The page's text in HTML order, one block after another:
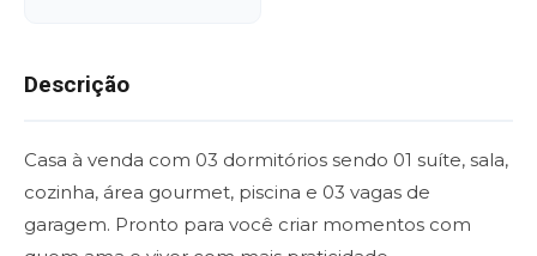
Descrição
Casa à venda com 03 dormitórios sendo 01 suíte, sala,
cozinha, área gourmet, piscina e 03 vagas de
garagem. Pronto para você criar momentos com